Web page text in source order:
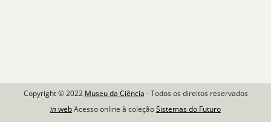
Copyright © 2022 Museu da Ciência - Todos os direitos reservados
inwebAcesso online à coleçãoSistemas do Futuro